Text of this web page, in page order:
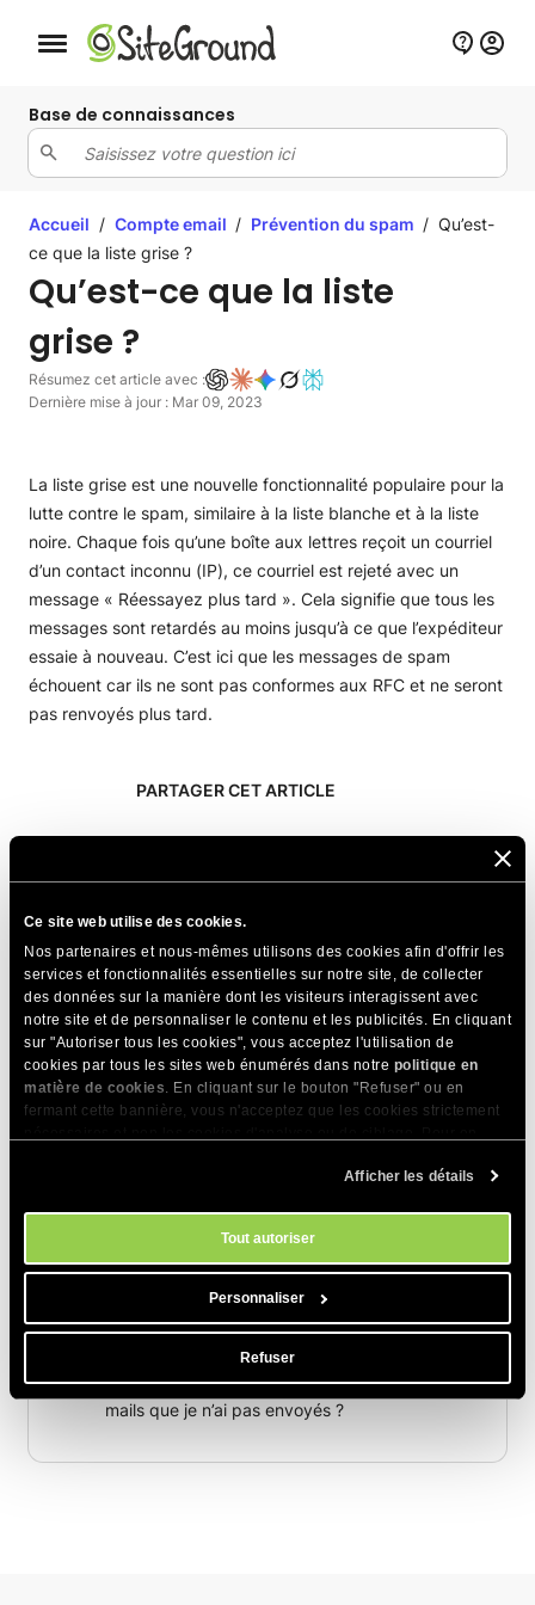
Ce site web utilise des cookies.
Nos partenaires et nous-mêmes utilisons des cookies afin d'offrir les
services et fonctionnalités essentielles sur notre site, de collecter
des données sur la manière dont les visiteurs interagissent avec
notre site et de personnaliser le contenu et les publicités. En cliquant
sur "Autoriser tous les cookies", vous acceptez l'utilisation de
cookies par tous les sites web énumérés dans notre politique en
matière de cookies . En cliquant sur le bouton "Refuser" ou en
fermant cette bannière, vous n'acceptez que les cookies strictement
. Vous pouvez gérer vos préférences
Afficher les détails
Tout autoriser
Personnaliser
Refuser
Bouton de navigation mobile
Base de connaissances
Accueil / Compte email / Prévention du spam / Qu’est-
ce que la liste grise ?
Qu’est-ce que la liste
grise ?
Résumez cet article avec :
Dernière mise à jour : Mar 09, 2023
La liste grise est une nouvelle fonctionnalité populaire pour la
lutte contre le spam, similaire à la liste blanche et à la liste
noire. Chaque fois qu’une boîte aux lettres reçoit un courriel
d’un contact inconnu (IP), ce courriel est rejeté avec un
message « Réessayez plus tard ». Cela signifie que tous les
messages sont retardés au moins jusqu’à ce que l’expéditeur
essaie à nouveau. C’est ici que les messages de spam
échouent car ils ne sont pas conformes aux RFC et ne seront
pas renvoyés plus tard.
PARTAGER CET ARTICLE
Articles Connexes
Qu’est-ce que le CAPTCHA ?
Qu’est-ce que la mise sur liste noire de mon
FAI a à voir avec SiteGround ?
Le serveur de messagerie semble être sur liste
Pourquoi mes messages sont-ils placés dans
le dossier yahoo/hotmail/gmail
pourriels/bulk/spam ?
des pourriels ?
Pourquoi est-ce que je reçois des retours d’e-
mails que je n’ai pas envoyés ?